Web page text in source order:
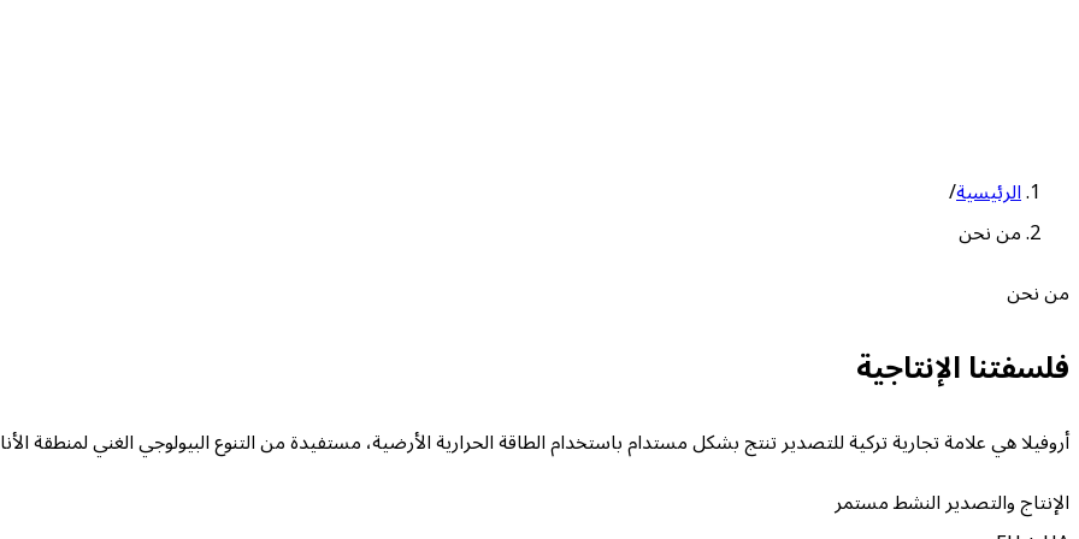
الرئيسية/
من نحن
من نحن
فلسفتنا الإنتاجية
أروفيلا هي علامة تجارية تركية للتصدير تنتج بشكل مستدام باستخدام الطاقة الحرارية الأرضية، مستفيدة من التنوع البيولوجي الغني لمنطقة
الإنتاج والتصدير النشط مستمر